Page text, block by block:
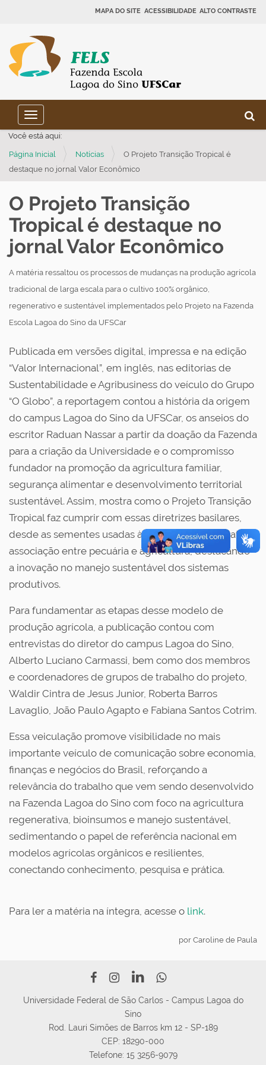
MAPA DO SITE ACESSIBILIDADE ALTO CONTRASTE
Toggle navigation
Você está aqui:
Página Inicial Notícias
O Projeto Transição Tropical é
destaque no jornal Valor Econômico
O Projeto Transição
Tropical é destaque no
jornal Valor Econômico
A matéria ressaltou os processos de mudanças na produção agrícola
tradicional de larga escala para o cultivo 100% orgânico,
regenerativo e sustentável implementados pelo Projeto na Fazenda
Escola Lagoa do Sino da UFSCar
Publicada em versões digital, impressa e na edição
“Valor Internacional”, em inglês, nas editorias de
Sustentabilidade e Agribusiness do veículo do Grupo
“O Globo”, a reportagem contou a história da origem
do campus Lagoa do Sino da UFSCar, os anseios do
escritor Raduan Nassar a partir da doação da Fazenda
para a criação da Universidade e o compromisso
fundador na promoção da agricultura familiar,
segurança alimentar e desenvolvimento territorial
sustentável. Assim, mostra como o Projeto Transição
Tropical faz cumprir com essas diretrizes basilares,
desde as sementes usadas à colheita de grãos, até a
associação entre pecuária e agricultura, destacando
a inovação no manejo sustentável dos sistemas
produtivos.
Para fundamentar as etapas desse modelo de
produção agrícola, a publicação contou com
entrevistas do diretor do campus Lagoa do Sino,
Alberto Luciano Carmassi, bem como dos membros
e coordenadores de grupos de trabalho do projeto,
Waldir Cintra de Jesus Junior, Roberta Barros
Lavaglio, João Paulo Agapto e Fabiana Santos Cotrim.
Essa veiculação promove visibilidade no mais
importante veículo de comunicação sobre economia,
finanças e negócios do Brasil, reforçando a
relevância do trabalho que vem sendo desenvolvido
na Fazenda Lagoa do Sino com foco na agricultura
regenerativa, bioinsumos e manejo sustentável,
sedimentando o papel de referência nacional em
modelos agrícolas orgânicos e resilientes,
conectando conhecimento, pesquisa e prática.
Para ler a matéria na íntegra, acesse o link.
por Caroline de Paula
Universidade Federal de São Carlos - Campus Lagoa do
Sino
Rod. Lauri Simões de Barros km 12 - SP-189
CEP: 18290-000
Telefone: 15 3256-9079